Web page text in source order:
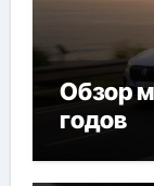
Обзор
годов